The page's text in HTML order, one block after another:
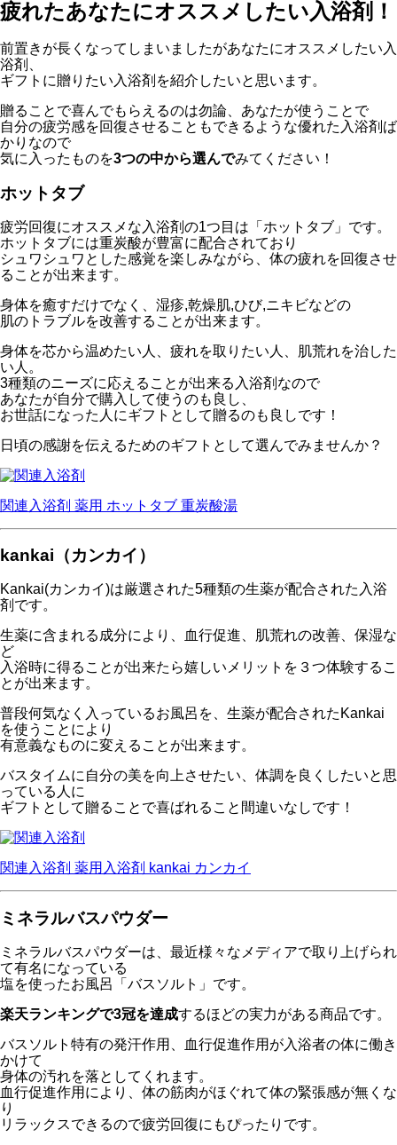
疲れたあなたにオススメしたい入浴剤！
前置きが長くなってしまいましたがあなたにオススメしたい入
浴剤、
ギフトに贈りたい入浴剤を紹介したいと思います。
贈ることで喜んでもらえるのは勿論、あなたが使うことで
自分の疲労感を回復させることもできるような優れた入浴剤ば
かりなので
気に入ったものを3つの中から選んでみてください！
ホットタブ
疲労回復にオススメな入浴剤の1つ目は「ホットタブ」です。
ホットタブには重炭酸が豊富に配合されており
シュワシュワとした感覚を楽しみながら、体の疲れを回復させ
ることが出来ます。
身体を癒すだけでなく、湿疹,乾燥肌,ひび,ニキビなどの
肌のトラブルを改善することが出来ます。
身体を芯から温めたい人、疲れを取りたい人、肌荒れを治した
い人。
3種類のニーズに応えることが出来る入浴剤なので
あなたが自分で購入して使うのも良し、
お世話になった人にギフトとして贈るのも良しです！
日頃の感謝を伝えるためのギフトとして選んでみませんか？
関連入浴剤 薬用 ホットタブ 重炭酸湯
kankai（カンカイ）
Kankai(カンカイ)は厳選された5種類の生薬が配合された入浴
剤です。
生薬に含まれる成分により、血行促進、肌荒れの改善、保湿な
ど
入浴時に得ることが出来たら嬉しいメリットを３つ体験するこ
とが出来ます。
普段何気なく入っているお風呂を、生薬が配合されたKankai
を使うことにより
有意義なものに変えることが出来ます。
バスタイムに自分の美を向上させたい、体調を良くしたいと思
っている人に
ギフトとして贈ることで喜ばれること間違いなしです！
関連入浴剤 薬用入浴剤 kankai カンカイ
ミネラルバスパウダー
ミネラルバスパウダーは、最近様々なメディアで取り上げられ
て有名になっている
塩を使ったお風呂「バスソルト」です。
楽天ランキングで3冠を達成するほどの実力がある商品です。
バスソルト特有の発汗作用、血行促進作用が入浴者の体に働き
かけて
身体の汚れを落としてくれます。
血行促進作用により、体の筋肉がほぐれて体の緊張感が無くな
り
リラックスできるので疲労回復にもぴったりです。